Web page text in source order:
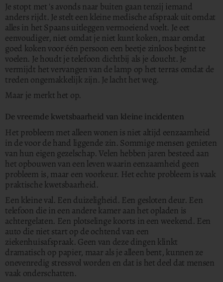
Je stopt met 's avonds naar buiten gaan tenzij iemand
anders rijdt. Je stelt een kleine medische afspraak uit omdat
alles in het Spaans uitleggen vermoeiend voelt. Je eet
eenvoudiger, niet omdat je niet kunt koken, maar omdat
goed koken voor één persoon een beetje zinloos begint te
voelen. Je houdt je telefoon dichtbij als je doucht. Je
vermijdt het vervangen van de lamp op het terras omdat de
treden ongemakkelijk zijn. Je lacht het weg.
Maar je merkt het op.
De vreemde kwetsbaarheid van kleine incidenten
Het probleem met alleen wonen is niet altijd eenzaamheid
in de voor de hand liggende zin. Sommige mensen genieten
van hun eigen gezelschap. Velen hebben jaren besteed aan
het opbouwen van een leven waarin eenzaamheid geen
probleem is, maar een voorkeur. Het echte probleem is vaak
praktische kwetsbaarheid.
Een kleine val. Een duizeligheid. Een gesloten deur. Een
telefoon die in een andere kamer aan het opladen is
achtergelaten. Een plotselinge koorts in een weekend. Een
auto die niet start op de ochtend van een
ziekenhuisafspraak. Geen van deze dingen klinkt
dramatisch op papier, maar als je alleen bent, kunnen ze
onevenredig stressvol worden en dat is het deel dat mensen
vaak onderschatten.